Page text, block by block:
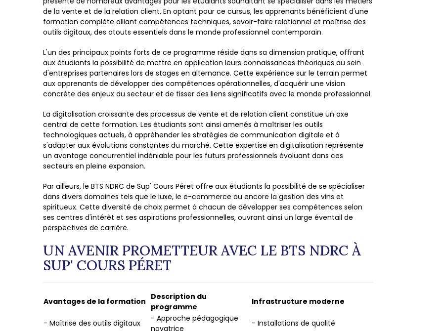
de la vente et de la relation client. En optant pour ce cursus, les apprenants bénéficient d'une
formation complète alliant compétences techniques, savoir-faire relationnel et maîtrise des
outils digitaux, des atouts essentiels dans le monde professionnel contemporain.
L'un des principaux points forts de ce programme réside dans sa dimension pratique, offrant
aux étudiants la possibilité de mettre en application leurs connaissances théoriques au sein
d'entreprises partenaires lors de stages en alternance. Cette expérience sur le terrain permet
aux apprenants de développer des compétences opérationnelles, d'acquérir une vision
concrète des enjeux du secteur et de tisser des liens significatifs avec le monde professionnel.
La digitalisation croissante des processus de vente et de relation client constitue un axe
central de cette formation. Les étudiants sont ainsi amenés à maîtriser les outils
technologiques actuels, à appréhender les stratégies de communication digitale et à
s'adapter aux évolutions constantes du marché. Cette expertise en digitalisation représente
un avantage concurrentiel indéniable pour les futurs professionnels évoluant dans ces
secteurs en pleine expansion.
Par ailleurs, le BTS NDRC de Sup' Cours Péret offre aux étudiants la possibilité de se spécialiser
dans divers domaines tels que le luxe, le e-commerce ou encore la gestion des vins et
spiritueux. Cette diversité de choix permet à chacun de développer ses compétences selon
ses centres d'intérêt et ses aspirations professionnelles, ouvrant ainsi un large éventail de
perspectives de carrière.
UN AVENIR PROMETTEUR AVEC LE BTS NDRC À
SUP' COURS PÉRET
Avantages de la formation Description du
programme
Infrastructure moderne
- Maîtrise des outils digitaux
- Approche pédagogique
novatrice
- Installations de qualité